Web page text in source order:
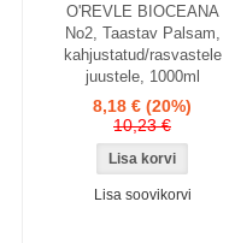
O'REVLE BIOCEANA
No2, Taastav Palsam,
kahjustatud/rasvastele
juustele, 1000ml
8,18 € (20%)
10,23 €
Lisa soovikorvi